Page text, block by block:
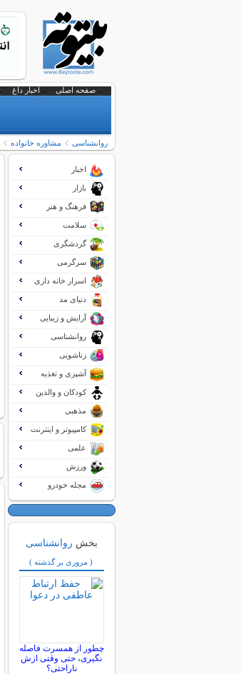
صفحه اصلی اخبار داغ
روانشناسی مشاوره خانواده
اخبار
بازار
فرهنگ و هنر
سلامت
گردشگری
سرگرمی
اسرار خانه داری
دنیای مد
آرایش و زیبایی
روانشناسی
زناشویی
آشپزی و تغذیه
کودکان و والدین
مذهبی
کامپیوتر و اینترنت
علمی
ورزش
مجله خودرو
بخش روانشناسی
( مروری بر گذشته )
چطور از همسرت فاصله
نگيری، حتی وقتی ازش
ناراحتی؟